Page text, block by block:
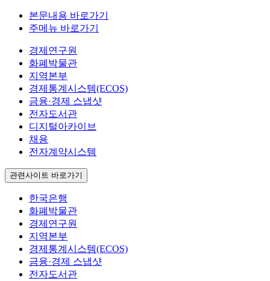
본문내용 바로가기
주메뉴 바로가기
경제연구원
화폐박물관
지역본부
경제통계시스템(ECOS)
금융·경제 스냅샷
전자도서관
디지털아카이브
채용
전자계약시스템
관련사이트 바로가기
한국은행
화폐박물관
경제연구원
지역본부
경제통계시스템(ECOS)
금융·경제 스냅샷
전자도서관